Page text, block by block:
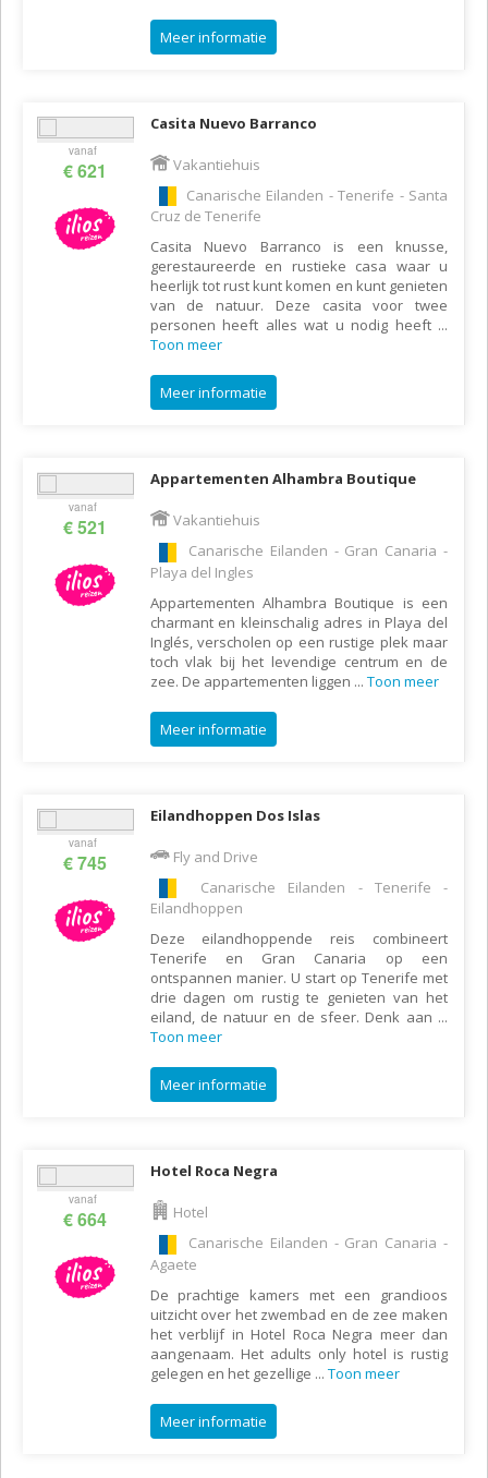
Meer informatie
vanaf
€ 621
Casita Nuevo Barranco
Vakantiehuis
Canarische Eilanden - Tenerife - Santa
Cruz de Tenerife
Casita Nuevo Barranco is een knusse,
gerestaureerde en rustieke casa waar u
heerlijk tot rust kunt komen en kunt genieten
van de natuur. Deze casita voor twee
personen heeft alles wat u nodig heeft ...
Toon meer
Meer informatie
vanaf
€ 521
Appartementen Alhambra Boutique
Vakantiehuis
Canarische Eilanden - Gran Canaria -
Playa del Ingles
Appartementen Alhambra Boutique is een
charmant en kleinschalig adres in Playa del
Inglés, verscholen op een rustige plek maar
toch vlak bij het levendige centrum en de
zee. De appartementen liggen ... Toon meer
Meer informatie
vanaf
€ 745
Eilandhoppen Dos Islas
Fly and Drive
Canarische Eilanden - Tenerife -
Eilandhoppen
Deze eilandhoppende reis combineert
Tenerife en Gran Canaria op een
ontspannen manier. U start op Tenerife met
drie dagen om rustig te genieten van het
eiland, de natuur en de sfeer. Denk aan ...
Toon meer
Meer informatie
vanaf
€ 664
Hotel Roca Negra
Hotel
Canarische Eilanden - Gran Canaria -
Agaete
De prachtige kamers met een grandioos
uitzicht over het zwembad en de zee maken
het verblijf in Hotel Roca Negra meer dan
aangenaam. Het adults only hotel is rustig
gelegen en het gezellige ... Toon meer
Meer informatie